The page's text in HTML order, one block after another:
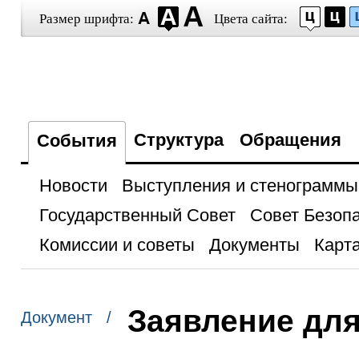
Размер шрифта: Цвета сайта:
События Структура Обращения
Новости
Выступления и стенограммы
Государственный Совет
Совет
Комиссии и советы
Документы
Документ /
Заявление